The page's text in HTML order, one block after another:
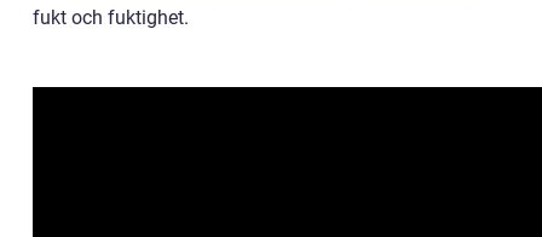
fukt och fuktighet.